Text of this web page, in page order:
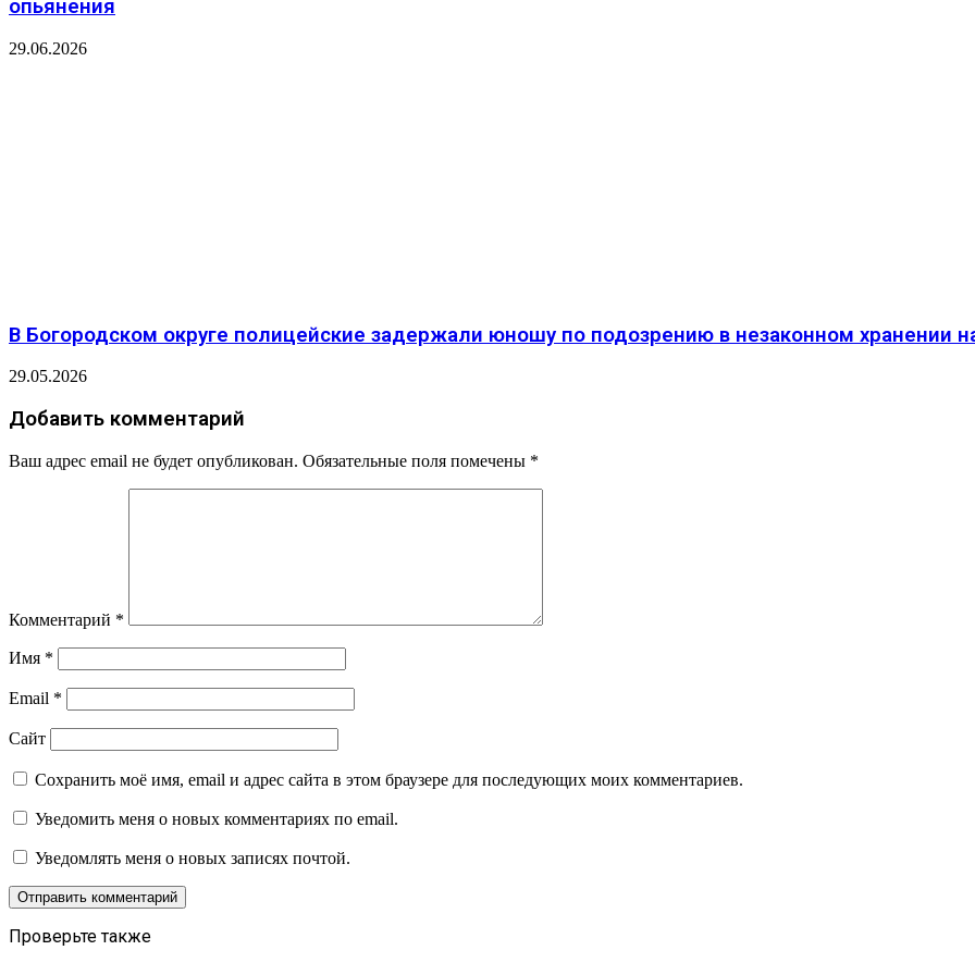
опьянения
29.06.2026
В Богородском округе полицейские задержали юношу по подозрению в незаконном хранении
29.05.2026
Добавить комментарий
Ваш адрес email не будет опубликован. Обязательные поля помечены *
Комментарий *
Имя *
Email *
Сайт
Сохранить моё имя, email и адрес сайта в этом браузере для последующих моих комментариев.
Уведомить меня о новых комментариях по email.
Уведомлять меня о новых записях почтой.
Проверьте также